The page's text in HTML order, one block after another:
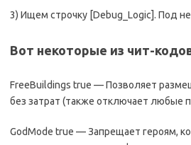
3) Ищем строчку [Debug_Logic]. Под
Вот некоторые из чит-
FreeBuildings true — Позволяет
без затрат (также отключает любые
GodMode true — Запрещает героям,